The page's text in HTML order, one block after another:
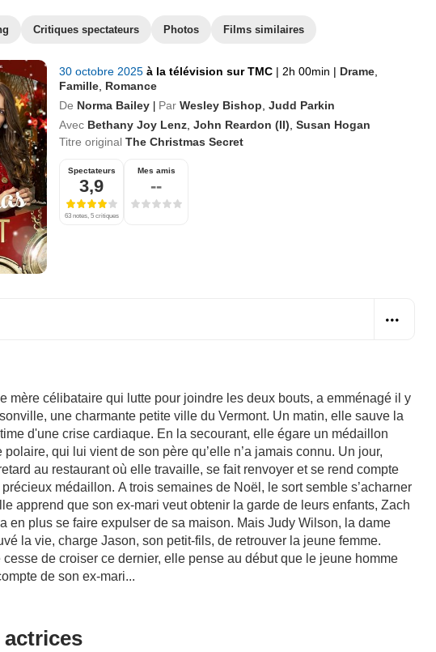
Critiques spectateurs Photos Films similaires
30 octobre 2025 à la télévision sur TMC | 2h 00min | Drame
Famille Romance
De Norma Bailey Par Wesley Bishop Judd Parkin
Avec Bethany Joy Lenz John Reardon (II) Susan Hogan
Titre original The Christmas Secret
Spectateurs
3,9
63 notes, 5 critiques
Mes amis
--
mère célibataire qui lutte pour joindre les deux bouts, a emménagé il y
une charmante petite ville du Vermont. Un matin, elle sauve la
d'une crise cardiaque. En la secourant, elle égare un médaillon
polaire, qui lui vient de son père qu’elle n’a jamais connu. Un jour,
au restaurant où elle travaille, se fait renvoyer et se rend compte
médaillon. A trois semaines de Noël, le sort semble s’acharner
apprend que son ex-mari veut obtenir la garde de leurs enfants, Zach
en plus se faire expulser de sa maison. Mais Judy Wilson, la dame
la vie, charge Jason, son petit-fils, de retrouver la jeune femme.
de croiser ce dernier, elle pense au début que le jeune homme
de son ex-mari...